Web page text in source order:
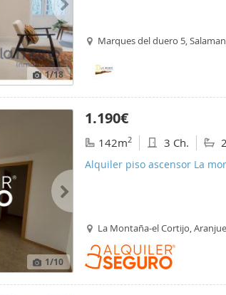
1/18
Marques del duero 5,
1/10
1.190€
142m2 3 Ch.
Alquiler piso ascensor La
La Montaña-el Cortijo,